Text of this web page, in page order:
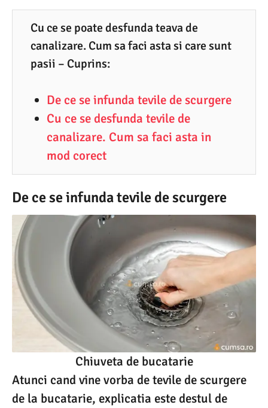
.
Cu ce se poate desfunda teava de
canalizare. Cum sa faci asta si care sunt
pasii – Cuprins:
De ce se infunda tevile de scurgere
Cu ce se desfunda tevile de
canalizare. Cum sa faci asta in
mod corect
De ce se infunda tevile de scurgere
Chiuveta de bucatarie
Atunci cand vine vorba de tevile de scurgere
de la bucatarie, explicatia este destul de